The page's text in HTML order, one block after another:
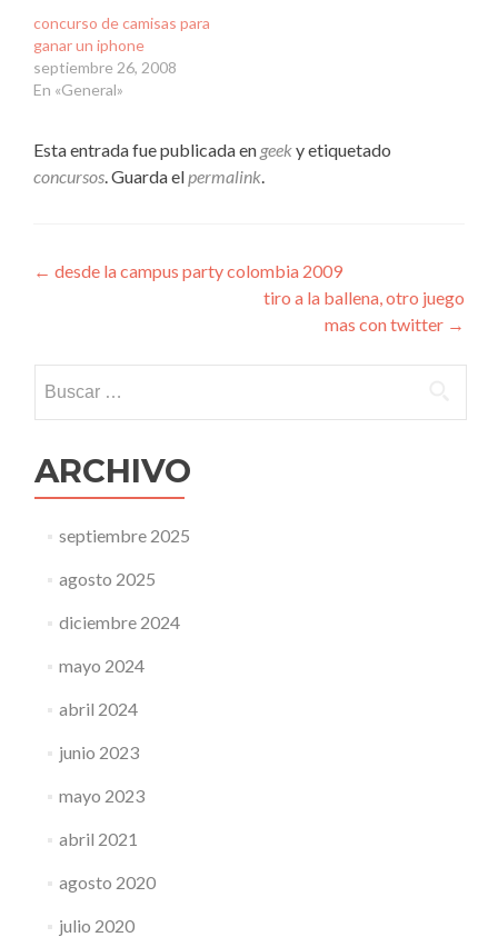
concurso de camisas para
ganar un iphone
septiembre 26, 2008
En «General»
Esta entrada fue publicada en geeky etiquetado
concursos. Guarda elpermalink.
Navegación
entradas
← desde la campus party colombia 2009
tiro a la ballena, otro juego
mas con twitter →
ARCHIVO
septiembre 2025
agosto 2025
diciembre 2024
mayo 2024
abril 2024
junio 2023
mayo 2023
abril 2021
agosto 2020
julio 2020